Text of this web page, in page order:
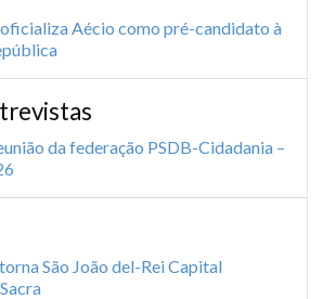
Aécio como pré-candidato à
da federação PSDB-Cidadania –
São João del-Rei Capital